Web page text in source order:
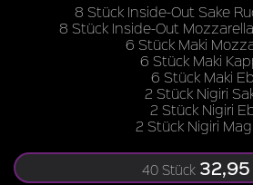
8 Stück Inside-Out Sake
8 Stück Inside-Out
6 Stück Maki
6 Stück Maki
6 Stück Maki
2 Stück Nigiri
2 Stück Nigiri
2 Stück Nigiri
40 Stück